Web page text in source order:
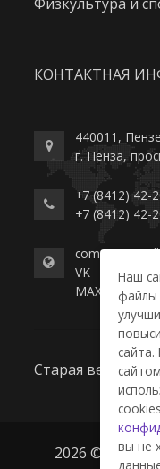
КОНТАКТНАЯ
440011,
г. Пенза,
+7 (8412) 42-
+7 (8412) 42-
commerce-
VK
MAX
Старая версия
2026 © ГАПОУ
Наш
файлы
вы не